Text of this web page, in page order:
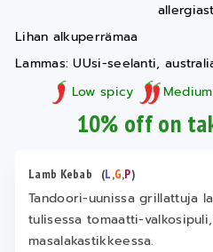
Lihan alkuperrämaa
Lammas: UUsi-seelanti,
Low spicy
10% off on
Lamb Kebab (L,G,P)
Tandoori-uunissa grillattuja
tulisessa tomaatti-
masalakastikkeessa.